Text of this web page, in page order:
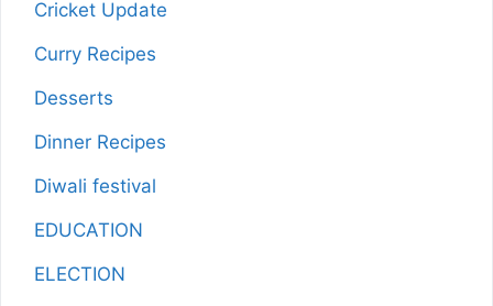
Cricket Update
Curry Recipes
Desserts
Dinner Recipes
Diwali festival
EDUCATION
ELECTION